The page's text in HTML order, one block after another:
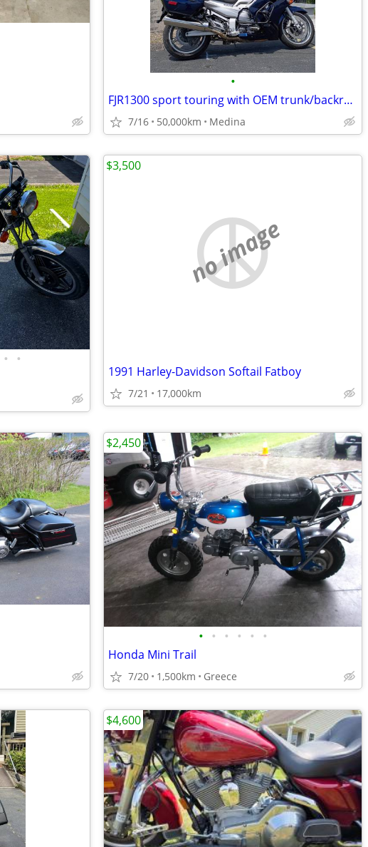
•
FJR1300 sport touring with OEM trunk/backrest.
7/16 50,000km Medina
• •
no image
1991 Harley-Davidson Softail Fatboy
7/21 17,000km
$3,500
• • • • • •
Honda Mini Trail
7/20 1,500km Greece
$2,450
$4,600